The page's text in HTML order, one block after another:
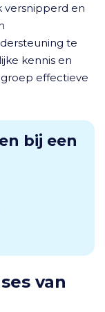
versnipperd en
te
kennis en
effectieve
bij een
van